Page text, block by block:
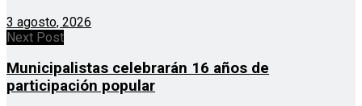
3 agosto, 2026
Next Post
Municipalistas celebrarán 16 años de
participación popular